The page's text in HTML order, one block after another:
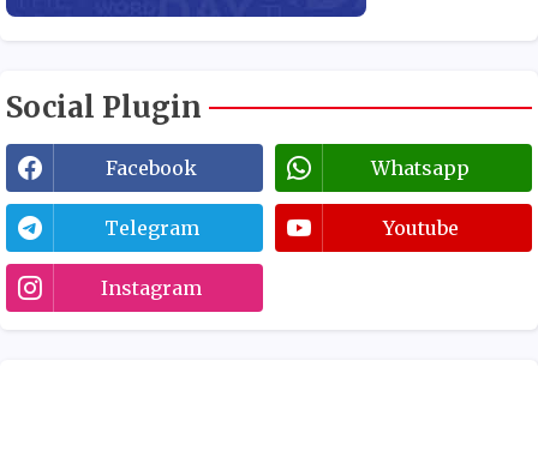
Social Plugin
Facebook Whatsapp
Telegram Youtube
Instagram